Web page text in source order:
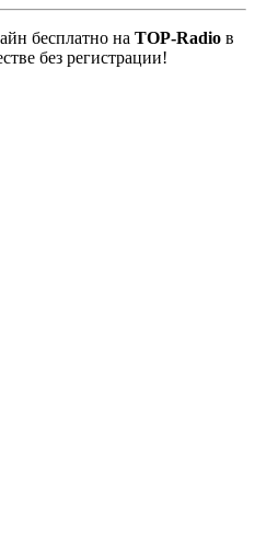
бесплатно на TOP-Radio в
без регистрации!